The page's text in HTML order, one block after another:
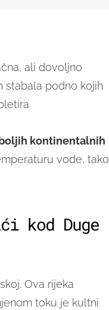
ali dovoljno
stabala podno kojih
kontinentalnih
vode, tako
kod Duge
Ova rijeka
toku je kultni